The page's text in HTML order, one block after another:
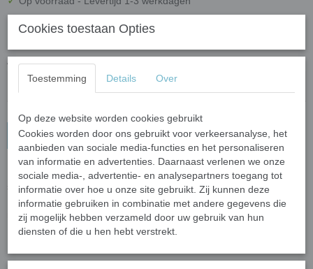
Koop 3 stuks voor € 1,21 per stuk en bespaar € 0,18
Koop 5 stuks voor € 1,14 per stuk en bespaar € 0,65
Aantal
In winkelwagen
Leuke figuren in fleurige kleuren. Hartjes, bloemen, vlinders,
sterren en maantjes.
De figuren hebben en afmeting van 20-30 mm en een dikte van 4
mm.
Leuke accenten om je mozaïek op te fleuren.
Cookies toestaan Opties
Toestemming Details Over
Op deze website worden cookies gebruikt
Cookies worden door ons gebruikt voor verkeersanalyse, het
aanbieden van sociale media-functies en het personaliseren
van informatie en advertenties. Daarnaast verlenen we onze
sociale media-, advertentie- en analysepartners toegang tot
informatie over hoe u onze site gebruikt. Zij kunnen deze
informatie gebruiken in combinatie met andere gegevens die
zij mogelijk hebben verzameld door uw gebruik van hun
diensten of die u hen hebt verstrekt.